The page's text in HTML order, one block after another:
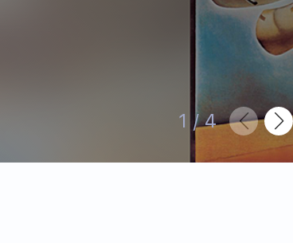
1 /4